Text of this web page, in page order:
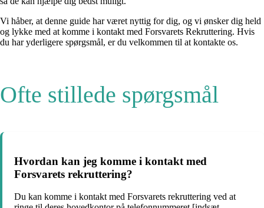
Vi håber, at denne guide har været nyttig for dig, og vi ønsker dig held
og lykke med at komme i kontakt med Forsvarets Rekruttering. Hvis
du har yderligere spørgsmål, er du velkommen til at kontakte os.
Ofte stillede spørgsmål
Hvordan kan jeg komme i kontakt med
Forsvarets rekruttering?
Du kan komme i kontakt med Forsvarets rekruttering ved at